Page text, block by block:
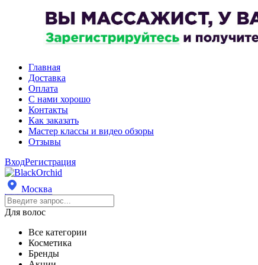
Главная
Доставка
Оплата
С нами хорошо
Контакты
Как заказать
Мастер классы и видео обзоры
Отзывы
ВходРегистрация
Москва
Для волос
Все категории
Косметика
Бренды